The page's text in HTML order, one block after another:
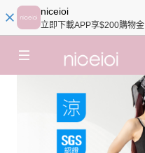
niceioi
立即下載APP享$200購物金